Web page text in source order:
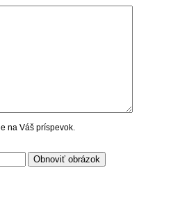
na Váš príspevok.